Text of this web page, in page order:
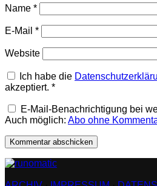
Name *
E-Mail *
Website
Ich habe die
akzeptiert. *
E-Mail-Benachrichtigung bei
Auch möglich: Abo ohne